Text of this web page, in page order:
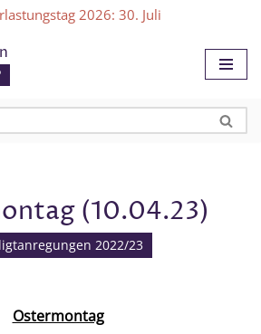
2026: 30. Juli
(10.04.23)
2022/23
Ostermontag